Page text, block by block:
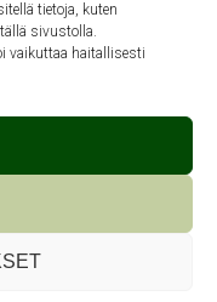
tietoja, kuten
sivustolla.
vaikuttaa haitallisesti